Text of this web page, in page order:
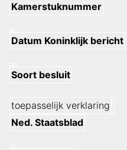
Kamerstuknummer
Datum Koninklijk bericht
Soort besluit
toepasselijk verklaring
Ned. Staatsblad